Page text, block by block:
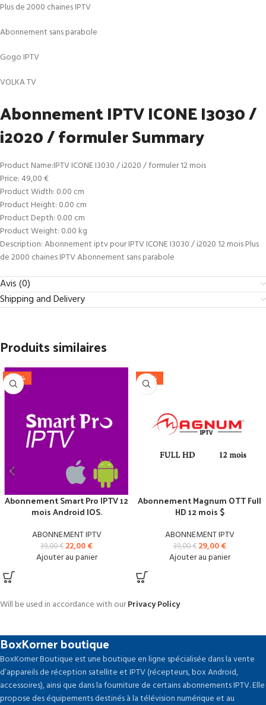
Plus de 2000 chaines IPTV
Abonnement sans parabole
Gogo IPTV
VOLKA TV
Abonnement IPTV ICONE I3030 /
i2020 / formuler Summary
Product Name:IPTV ICONE I3030 / i2020 / formuler 12 mois
Price: 49,00 €
Product Width: 0.00 cm
Product Height: 0.00 cm
Product Depth: 0.00 cm
Product Weight: 0.00 kg
Description: Abonnement iptv pour IPTV ICONE I3030 / i2020 12 mois Plus
de 2000 chaines IPTV Abonnement sans parabole
Avis (0)
Shipping and Delivery
Produits similaires
-44%
Abonnement Smart Pro IPTV 12
mois Android IOS.
ABONNEMENT IPTV
39,00€ 22,00€
Ajouter au panier
-26%
Abonnement Magnum OTT Full
HD 12 mois $
ABONNEMENT IPTV
39,00€ 29,00€
Ajouter au panier
Will be used in accordance with ourPrivacy Policy
BoxKorner boutique
BoxKorner Boutique est une boutique en ligne spécialisée dans la vente
d’appareils de réception satellite et IPTV (récepteurs, box Android,
accessoires), ainsi que dans la fourniture de certains abonnements IPTV. Elle
propose des équipements destinés à la télévision numérique et au